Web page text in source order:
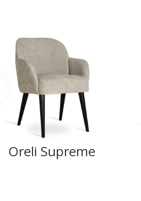
Oreli Supreme